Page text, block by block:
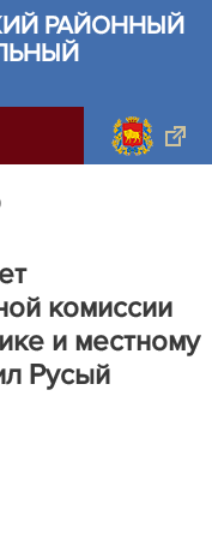
РАЙОННЫЙ
комиссии
и местному
Русый